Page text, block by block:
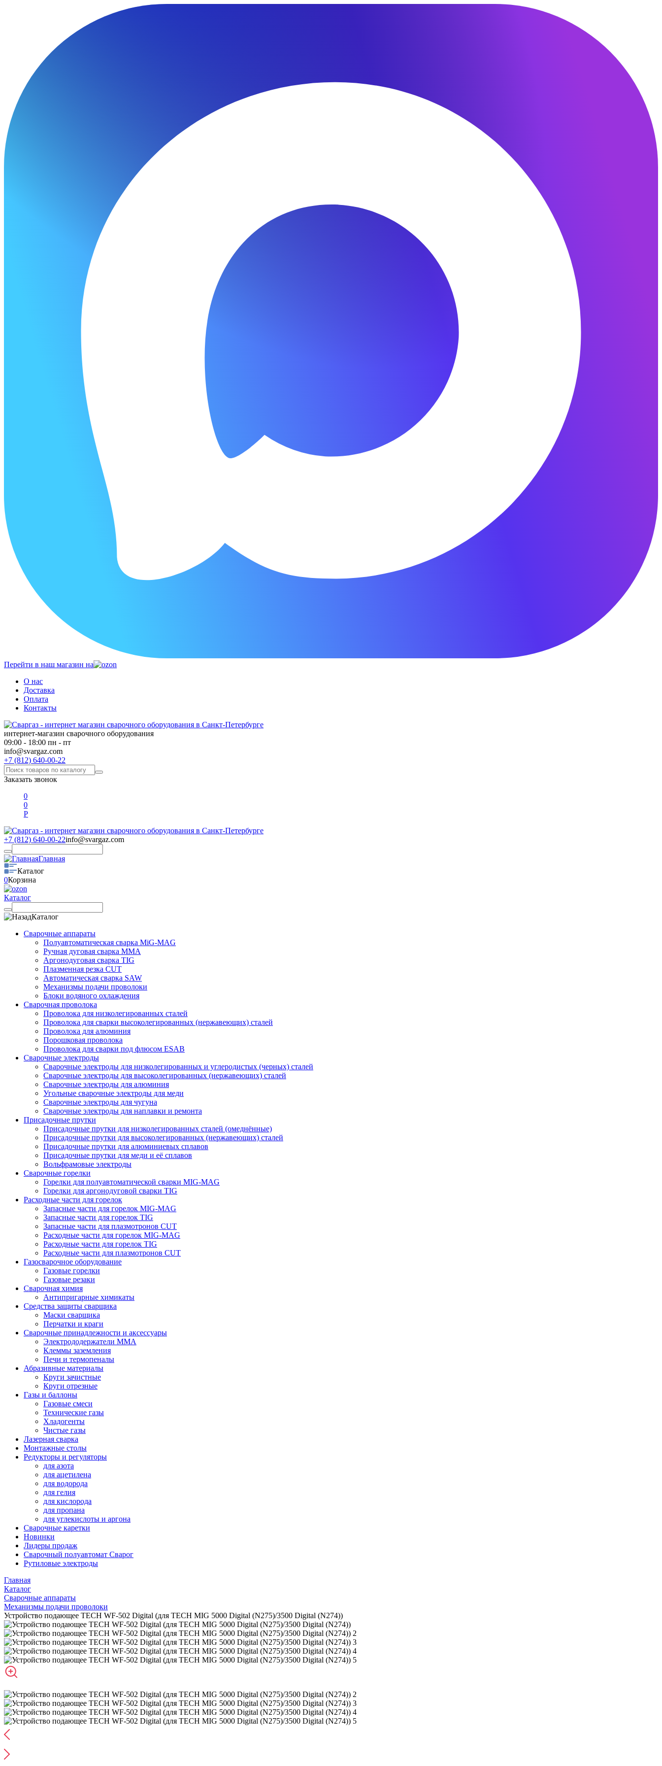
Перейти в наш магазин на
О нас
Доставка
Оплата
Контакты
интернет-магазин сварочного оборудования
09:00 - 18:00 пн - пт
info@svargaz.com
+7 (812) 640-00-22
Заказать звонок
0
0
Р
+7 (812) 640-00-22info@svargaz.com
Главная
Каталог
0Корзина
Каталог
Каталог
Сварочные аппараты
Полуавтоматическая сварка MiG-MAG
Ручная дуговая сварка MMA
Аргонодуговая сварка TIG
Плазменная резка CUT
Автоматическая сварка SAW
Механизмы подачи проволоки
Блоки водяного охлаждения
Сварочная проволока
Проволока для низколегированных сталей
Проволока для сварки высоколегированных (нержавеющих) сталей
Проволока для алюминия
Порошковая проволока
Проволока для сварки под флюсом ESAB
Сварочные электроды
Сварочные электроды для низколегированных и углеродистых (черных) сталей
Сварочные электроды для высоколегированных (нержавеющих) сталей
Сварочные электроды для алюминия
Угольные сварочные электроды для меди
Сварочные электроды для чугуна
Сварочные электроды для наплавки и ремонта
Присадочные прутки
Присадочные прутки для низколегированных сталей (омеднённые)
Присадочные прутки для высоколегированных (нержавеющих) сталей
Присадочные прутки для алюминиевых сплавов
Присадочные прутки для меди и её сплавов
Вольфрамовые электроды
Сварочные горелки
Горелки для полуавтоматической сварки MIG-MAG
Горелки для аргонодуговой сварки TIG
Расходные части для горелок
Запасные части для горелок MIG-MAG
Запасные части для горелок TIG
Запасные части для плазмотронов CUT
Расходные части для горелок MIG-MAG
Расходные части для горелок TIG
Расходные части для плазмотронов CUT
Газосварочное оборудование
Газовые горелки
Газовые резаки
Сварочная химия
Антипригарные химикаты
Средства защиты сварщика
Маски сварщика
Перчатки и краги
Сварочные принадлежности и аксессуары
Электрододержатели MMA
Клеммы заземления
Печи и термопеналы
Абразивные материалы
Круги зачистные
Круги отрезные
Газы и баллоны
Газовые смеси
Технические газы
Хладогенты
Чистые газы
Лазерная сварка
Монтажные столы
Редукторы и регуляторы
для азота
для ацетилена
для водорода
для гелия
для кислорода
для пропана
для углекислоты и аргона
Сварочные каретки
Новинки
Лидеры продаж
Сварочный полуавтомат Сварог
Рутиловые электроды
Главная
Каталог
Сварочные аппараты
Механизмы подачи проволоки
Устройство подающее TECH WF-502 Digital (для TECH MIG 5000 Digital (N275)/3500 Digital (N274))